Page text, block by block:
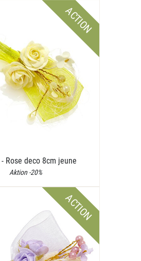
ACTION
- Rose deco 8cm jeune
Aktion -20%
ACTION